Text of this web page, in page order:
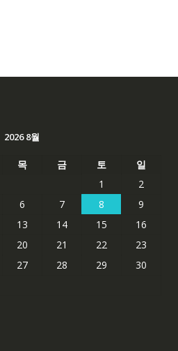
2026 8월
목 금 토
일
1
2
6 7 8
9
13 14 15
16
20 21 22
23
27 28 29
30